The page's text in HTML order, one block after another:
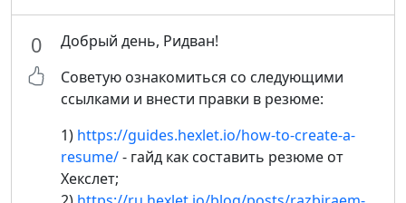
0
Добрый день, Ридван!
Советую ознакомиться со следующими
ссылками и внести правки в резюме:
1) https://guides.hexlet.io/how-to-create-a-
resume/- гайд как составить резюме от
Хекслет;